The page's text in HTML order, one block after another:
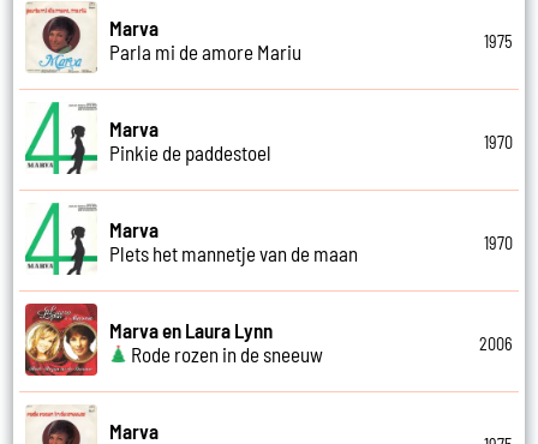
Marva
Parla mi de amore Mariu
1975
Marva
Pinkie de paddestoel
1970
Marva
Plets het mannetje van de maan
1970
Marva en Laura Lynn
Rode rozen in de sneeuw
2006
Marva